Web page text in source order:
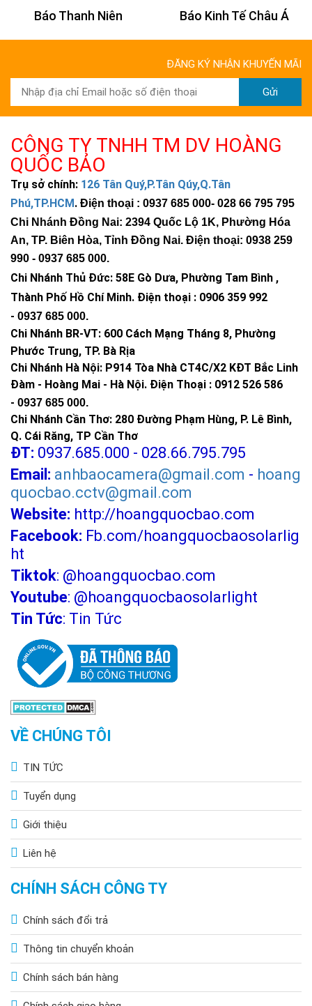
Báo Thanh Niên Báo Kinh Tế Châu Á
ĐĂNG KÝ NHẬN KHUYẾN MÃI
Gửi
CÔNG TY TNHH TM DV HOÀNG
QUỐC BẢO
Trụ sở chính: 126 Tân Quý,P.Tân Qúy,Q.Tân
Phú,TP.HCM . Điện thoại : 0937 685 000- 028 66 795 795
Chi Nhánh Đồng Nai: 2394 Quốc Lộ 1K, Phường Hóa
An, TP. Biên Hòa, Tỉnh Đồng Nai. Điện thoại: 0938 259
990 - 0937 685 000.
Chi Nhánh Thủ Đức: 58E Gò Dưa, Phường Tam Bình ,
Thành Phố Hồ Chí Minh. Điện thoại : 0906 359 992
- 0937 685 000.
Chi Nhánh BR-VT: 600 Cách Mạng Tháng 8, Phường
Phước Trung, TP. Bà Rịa
Chi Nhánh Hà Nội: P914 Tòa Nhà CT4C/X2 KĐT Bắc Linh
Đàm - Hoàng Mai - Hà Nội. Điện Thoại : 0912 526 586
- 0937 685 000.
Chi Nhánh Cần Thơ: 280 Đường Phạm Hùng, P. Lê Bình,
Q. Cái Răng, TP Cần Thơ
ĐT: 0937.685.000 - 028.66.795.795
Email: anhbaocamera@gmail.com - hoang
quocbao.cctv@gmail.com
Website: http://hoangquocbao.com
Facebook: Fb.com/hoangquocbaosolarlig
ht
Tiktok: @hoangquocbao.com
Youtube: @hoangquocbaosolarlight
Tin Tức: Tin Tức
VỀ CHÚNG TÔI
TIN TỨC
Tuyển dụng
Giới thiệu
Liên hệ
CHÍNH SÁCH CÔNG TY
Chính sách đổi trả
Thông tin chuyển khoản
Chính sách bán hàng